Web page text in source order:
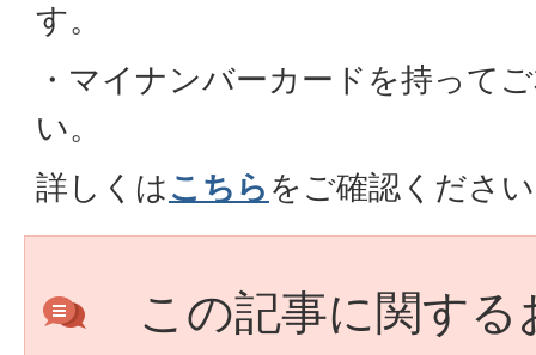
す。
・マイナンバーカードを持って
い。
詳しくはこちら をご確認くださ
この記事に関す